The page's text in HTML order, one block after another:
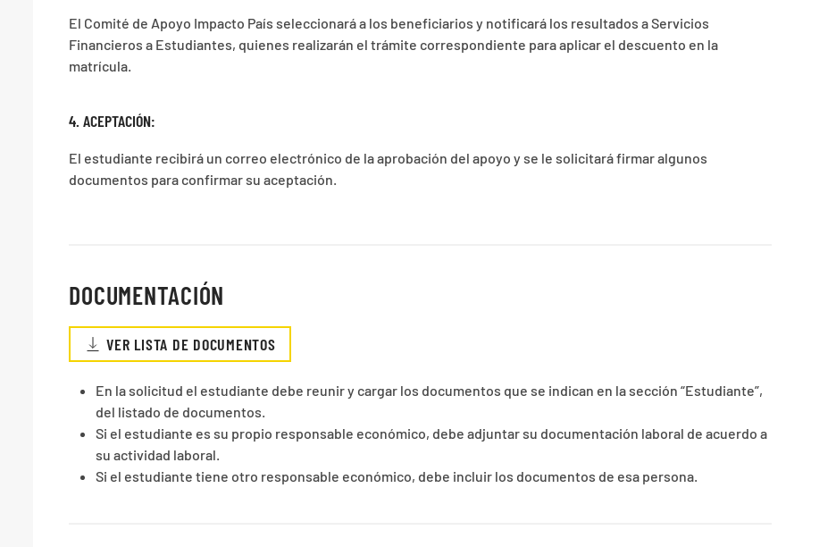
El Comité de Apoyo Impacto País seleccionará a los beneficiarios y notificará los resultados a Servicios
Financieros a Estudiantes, quienes realizarán el trámite correspondiente para aplicar el descuento en la
matrícula.
4. ACEPTACIÓN:
El estudiante recibirá un correo electrónico de la aprobación del apoyo y se le solicitará firmar algunos
documentos para confirmar su aceptación.
DOCUMENTACIÓN
VER LISTA DE DOCUMENTOS
En la solicitud el estudiante debe reunir y cargar los documentos que se indican en la sección “Estudiante”,
del listado de documentos.
Si el estudiante es su propio responsable económico, debe adjuntar su documentación laboral de acuerdo a
su actividad laboral.
Si el estudiante tiene otro responsable económico, debe incluir los documentos de esa persona.